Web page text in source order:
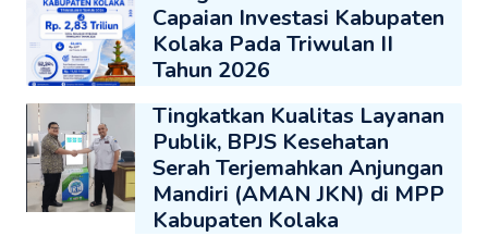
Capaian Investasi Kabupaten
Kolaka Pada Triwulan II
Tahun 2026
Tingkatkan Kualitas Layanan
Publik, BPJS Kesehatan
Serah Terjemahkan Anjungan
Mandiri (AMAN JKN) di MPP
Kabupaten Kolaka